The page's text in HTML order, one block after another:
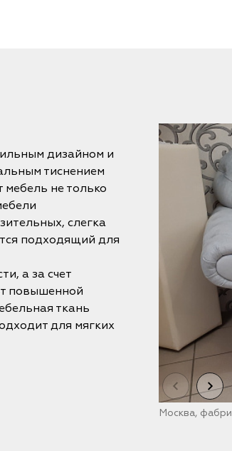
дизайном и
тиснением
не только
слегка
подходящий для
а за счет
повышенной
ткань
для мягких
Москва,